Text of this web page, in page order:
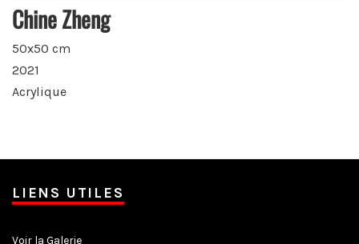
Chine Zheng
50x50 cm
2021
Acrylique
LIENS UTILES
Voir la Galerie